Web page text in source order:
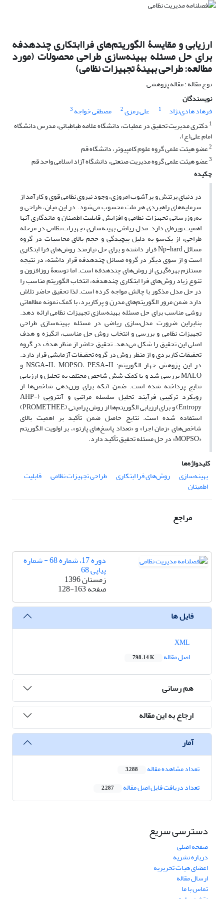
ارزیابی و مقایسۀ الگوریتم‌های فراابتکاری چندهدفه
برای حل مسئله بهینه‌سازی طراحی محصولات (مورد
مطالعه: طراحی بهینۀ تجهیزات نظامی)
نوع مقاله : مقاله پژوهشی
نویسندگان
فرهاد هادی‌نژاد
1 علی رمزی2 مصطفی خواجه 3
1 دکتری مدیریت تحقیق در عملیات، دانشگاه علامه طباطبائی، مدرس دانشگاه
امام علی(ع)،
2عضو هیئت ‌علمی گروه علوم کامپیوتر، دانشگاه قم
3عضو هیئت ‌علمی گروه مدیریت صنعتی، دانشگاه آزاد اسلامی واحد قم
چکیده
در دنیای پر‌تنش و پرآشوب امروزی، وجود نیروی نظامی قوی و کارآمد از
سرمایه‌های راهبردی هر ملت محسوب می‌شود. در این میان، طراحی و
به‌روزرسانی تجهیزات نظامی و افزایش قابلیت اطمینان و ماندگاری آنها
اهمیت ویژه‌ای دارد. مدل ریاضی بهینه‌سازی تجهیزات نظامی در مرحله
طراحی، از یک‌سو به دلیل پیچیدگی و حجم بالای محاسبات در گروه
مسائل Np-hard قرار داشته و برای حل نیازمند روش‌های فرا ابتکاری
است و از سوی دیگر در گروه مسائل چندهدفه قرار داشته، در نتیجه
مستلزم بهره‌گیری از روش‌های چندهدفه است. اما توسعۀ روزافزون و
تنوع زیاد روش‌های فرا ابتکاری چندهدفه، انتخاب الگوریتم مناسب را
در حل مدل مذکور با چالش مواجه کرده است. لذا تحقیق حاضر تلاش
دارد ضمن مرور الگوریتم‌های مدرن و پرکاربرد، با کمک نمونه مطالعاتی
روشی مناسب برای حل مسئله بهینه‌سازی تجهیزات نظامی ارائه دهد.
بنابراین ضرورت مدل‌سازی ریاضی در مسئله بهینه‌سازی طراحی
تجهیزات نظامی و بررسی و انتخاب روش حل مناسب، انگیزه و هدف
اصلی این تحقیق را شکل می‌دهد. تحقیق حاضر از منظر هدف در گروه
تحقیقات کاربردی و از منظر روش در گروه تحقیقات آزمایشی قرار دارد.
در این پژوهش چهار الگوریتم: NSGA-II، MOPSO، PESA-II و
MALO بررسی شد و با کمک شش شاخص مختلف به تحلیل و ارزیابی
نتایج پرداخته ‌شده است. ضمن آنکه برای وزن‌دهی شاخص‌ها از
رویکرد ترکیبی فرآیند تحلیل سلسله مراتبی و آنتروپی (AHP-
Entropy) و برای ارزیابی الگوریتم‌ها از روش پرامیتی (PROMETHEE)
استفاده‌ شده است. نتایج حاصل ضمن تأکید بر اهمیت بالای
شاخص‌های «زمان اجرا» و «تعداد پاسخ‌های پارتو»، بر اولویت الگوریتم
«MOPSO» در حل مسئله تحقیق تأکید دارد.
کلیدواژه‌ها
بهینه‌سازی
روش‌های فرا ابتکاری طراحی تجهیزات نظامی قابلیت
اطمینان
مراجع
دوره 17، شماره 68 - شماره
پیاپی 68
زمستان 1396
صفحه128-163
فایل ها
اصل مقاله
798.14 K
هم رسانی
ارجاع به این مقاله
آمار
تعداد مشاهده مقاله 3,288
تعداد دریافت فایل اصل مقاله 2,287
دسترسی سریع
صفحه اصلی
درباره نشریه
اعضای هیات تحریریه
ارسال مقاله
تماس با ما